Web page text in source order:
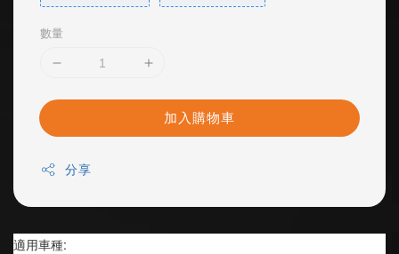
數量
加入購物車
分享
適用車種: